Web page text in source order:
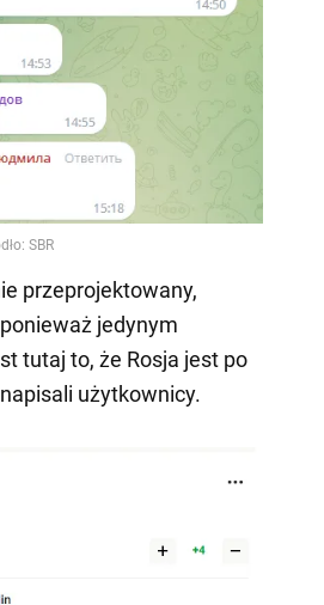
przeprojektowany,
jedynym
tutaj to, że Rosja jest po
użytkownicy.